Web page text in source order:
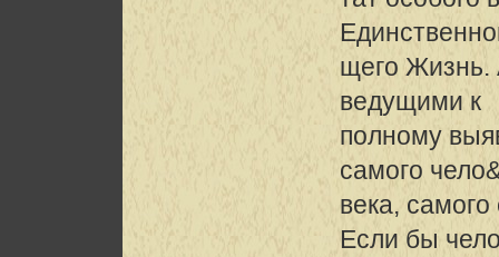
щего Жизнь.
ведущими к
полному
самого
века, самого
Если бы